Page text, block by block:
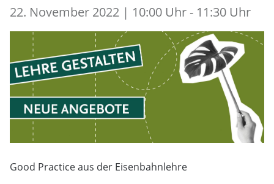
22. November 2022 | 10:00 Uhr - 11:30 Uhr
Good Practice aus der Eisenbahnlehre